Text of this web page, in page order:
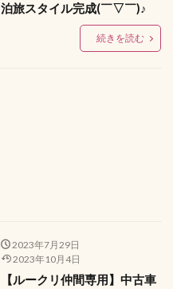
泊旅スタイル完成(￣▽￣)♪
続きを読む
2023年7月29日
2023年10月4日
【ルークリ仲間専用】中古車